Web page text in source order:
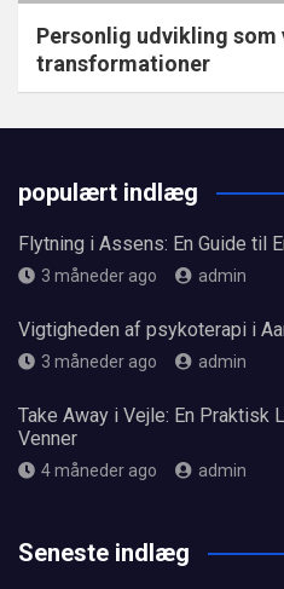
Personlig udvikling som
transformationer
populært indlæg
Flytning i Assens: En Guide til
3 måneder ago admin
Vigtigheden af psykoterapi i
3 måneder ago admin
Take Away i Vejle: En Praktisk
Venner
4 måneder ago admin
Seneste indlæg